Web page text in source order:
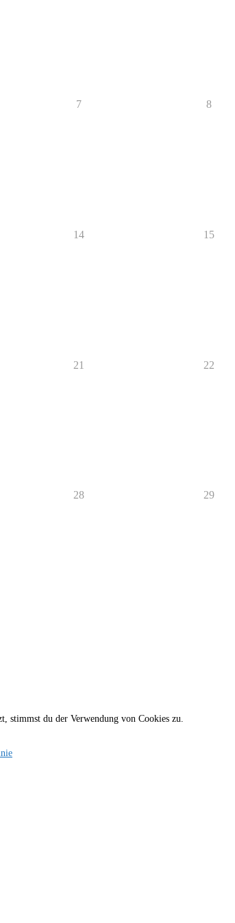
7 8
14 15
21 22
28 29
stimmst du der Verwendung von Cookies zu.